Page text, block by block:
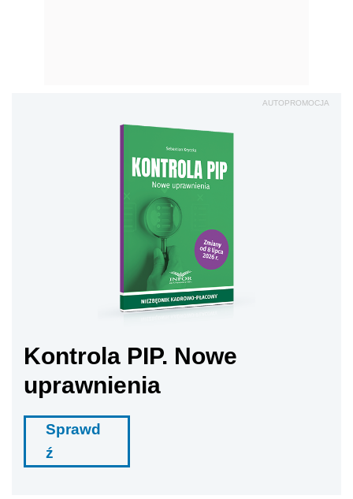
AUTOPROMOCJA
Kontrola PIP. Nowe
uprawnienia
Sprawd
ź